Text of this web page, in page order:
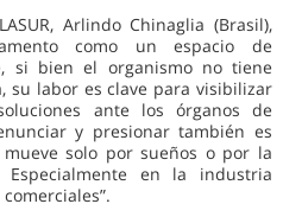
Arlindo Chinaglia (Brasil),
como un espacio de
si bien el organismo no tiene
su labor es clave para visibilizar
ante los órganos de
y presionar también es
solo por sueños o por la
en la industria